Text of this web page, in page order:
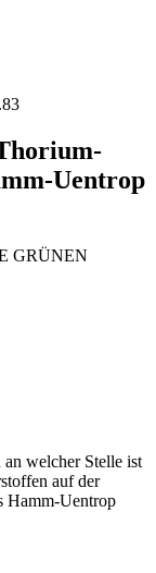
Uentrop
GRÜNEN
welcher Stelle ist
auf der
Hamm-Uentrop